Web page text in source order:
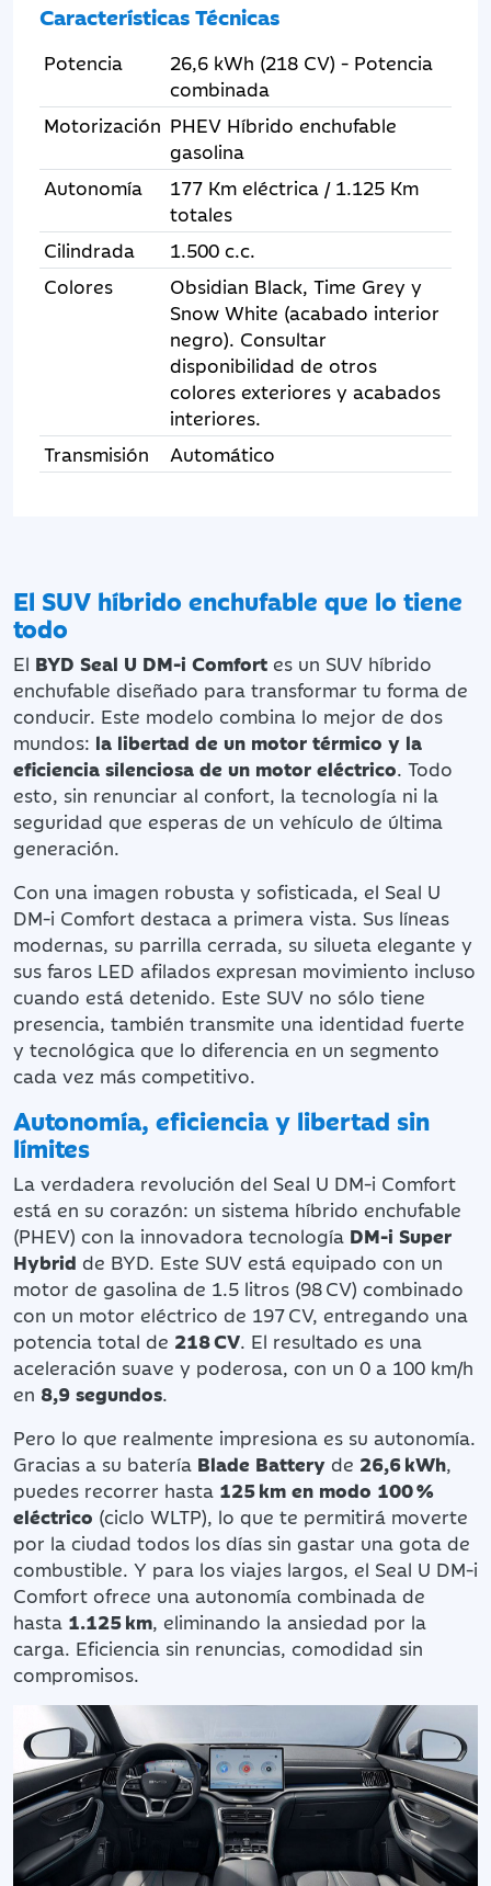
Características Técnicas
Potencia
26,6 kWh (218 CV) - Potencia
combinada
Motorización PHEV Híbrido enchufable
gasolina
Autonomía
177 Km eléctrica / 1.125 Km
totales
Cilindrada
1.500 c.c.
Colores
Obsidian Black, Time Grey y
Snow White (acabado interior
negro). Consultar
disponibilidad de otros
colores exteriores y acabados
interiores.
Transmisión
Automático
El SUV híbrido enchufable que lo tiene
todo
El BYD Seal U DM-i Comfort es un SUV híbrido
enchufable diseñado para transformar tu forma de
conducir. Este modelo combina lo mejor de dos
mundos: la libertad de un motor térmico y la
eficiencia silenciosa de un motor eléctrico. Todo
esto, sin renunciar al confort, la tecnología ni la
seguridad que esperas de un vehículo de última
generación.
Con una imagen robusta y sofisticada, el Seal U
DM-i Comfort destaca a primera vista. Sus líneas
modernas, su parrilla cerrada, su silueta elegante y
sus faros LED afilados expresan movimiento incluso
cuando está detenido. Este SUV no sólo tiene
presencia, también transmite una identidad fuerte
y tecnológica que lo diferencia en un segmento
cada vez más competitivo.
Autonomía, eficiencia y libertad sin
límites
La verdadera revolución del Seal U DM-i Comfort
está en su corazón: un sistema híbrido enchufable
(PHEV) con la innovadora tecnología DM-i Super
Hybrid de BYD. Este SUV está equipado con un
motor de gasolina de 1.5 litros (98 CV) combinado
con un motor eléctrico de 197 CV, entregando una
potencia total de 218 CV. El resultado es una
aceleración suave y poderosa, con un 0 a 100 km/h
en 8,9 segundos.
Pero lo que realmente impresiona es su autonomía.
Gracias a su batería Blade Battery de 26,6 kWh,
puedes recorrer hasta 125 km en modo 100 %
eléctrico (ciclo WLTP), lo que te permitirá moverte
por la ciudad todos los días sin gastar una gota de
combustible. Y para los viajes largos, el Seal U DM-i
Comfort ofrece una autonomía combinada de
hasta 1.125 km, eliminando la ansiedad por la
carga. Eficiencia sin renuncias, comodidad sin
compromisos.